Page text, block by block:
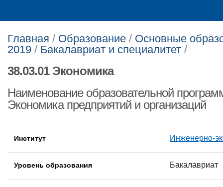
Главная / Образование / Основные
2019 / Бакалавриат и специалитет /
38.03.01 Экономика
Наименование образовательной
Экономика предприятий и организаций
Институт Инженерно-
Уровень образования Бакалавриат